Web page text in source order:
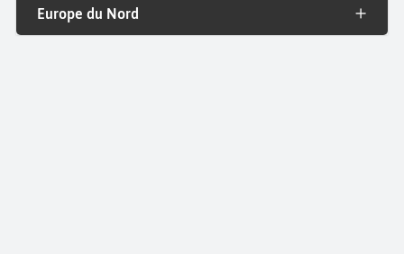
Europe du Nord